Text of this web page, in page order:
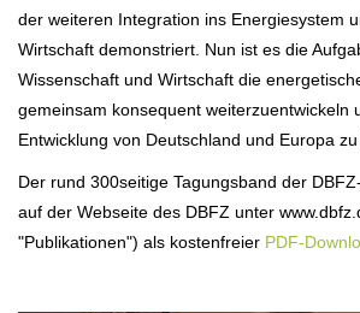
der weiteren Integration ins Energiesystem
Wirtschaft demonstriert. Nun ist es die
Wissenschaft und Wirtschaft die
gemeinsam konsequent weiterzuentwickeln
Entwicklung von Deutschland und Europa
Der rund 300seitige Tagungsband der
auf der Webseite des DBFZ unter
"Publikationen") als kostenfreier PDF-